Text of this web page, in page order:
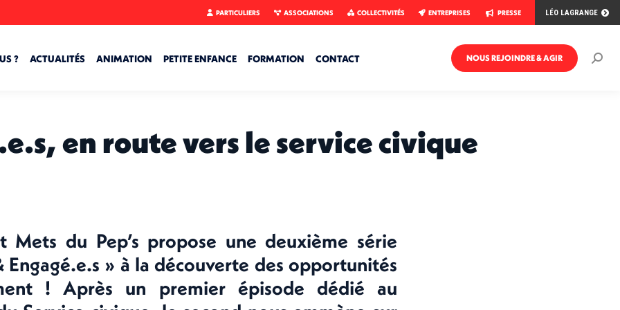
PARTICULIERS ASSOCIATIONS COLLECTIVITÉS ENTREPRISES PRESSE LÉO LAGRANGE
? ACTUALITÉS ANIMATION PETITE ENFANCE FORMATION CONTACT NOUS REJOINDRE & AGIR
en route vers le service civique
Mets du Pep’s propose une deuxième série
Engagé.e.s » à la découverte des opportunités
! Après un premier épisode dédié au